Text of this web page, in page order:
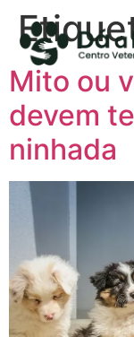
Mito ou
devem
ninhada